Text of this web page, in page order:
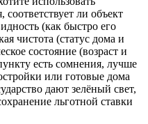
ли объект
(как быстро его
чистота (статус дома и
состояние (возраст и
есть сомнения, лучше
или готовые дома
дают зелёный свет,
льготной ставки